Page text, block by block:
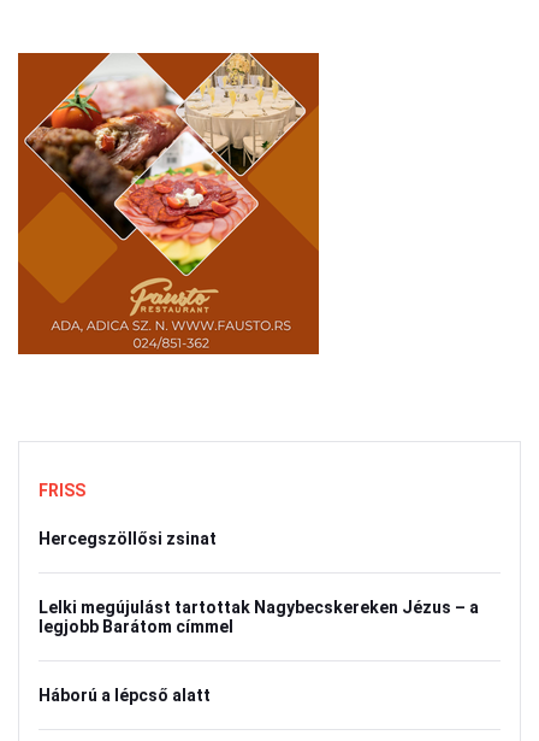
FRISS
Hercegszöllősi zsinat
Lelki megújulást tartottak Nagybecskereken Jézus – a
legjobb Barátom címmel
Háború a lépcső alatt